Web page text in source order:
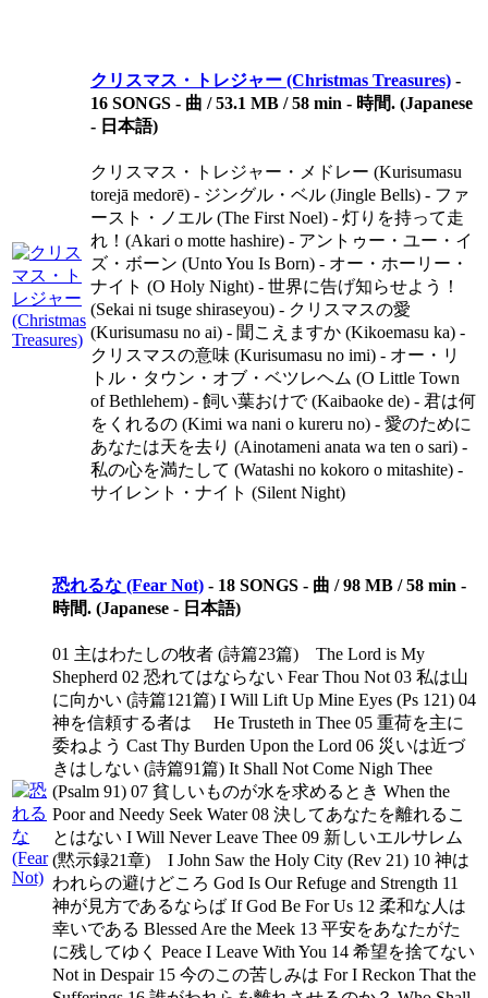
クリスマス・トレジャー (Christmas Treasures) -
16 SONGS - 曲 / 53.1 MB / 58 min - 時間. (Japanese
- 日本語)
クリスマス・トレジャー・メドレー (Kurisumasu
torejā medorē) - ジングル・ベル (Jingle Bells) - ファ
ースト・ノエル (The First Noel) - 灯りを持って走
れ！(Akari o motte hashire) - アントゥー・ユー・イ
ズ・ボーン (Unto You Is Born) - オー・ホーリー・
ナイト (O Holy Night) - 世界に告げ知らせよう！
(Sekai ni tsuge shiraseyou) - クリスマスの愛
(Kurisumasu no ai) - 聞こえますか (Kikoemasu ka) -
クリスマスの意味 (Kurisumasu no imi) - オー・リ
トル・タウン・オブ・ベツレヘム (O Little Town
of Bethlehem) - 飼い葉おけで (Kaibaoke de) - 君は何
をくれるの (Kimi wa nani o kureru no) - 愛のために
あなたは天を去り (Ainotameni anata wa ten o sari) -
私の心を満たして (Watashi no kokoro o mitashite) -
サイレント・ナイト (Silent Night)
恐れるな (Fear Not) - 18 SONGS - 曲 / 98 MB / 58 min -
時間. (Japanese - 日本語)
01 主はわたしの牧者 (詩篇23篇) The Lord is My
Shepherd 02 恐れてはならない Fear Thou Not 03 私は山
に向かい (詩篇121篇) I Will Lift Up Mine Eyes (Ps 121) 04
神を信頼する者は He Trusteth in Thee 05 重荷を主に
委ねよう Cast Thy Burden Upon the Lord 06 災いは近づ
きはしない (詩篇91篇) It Shall Not Come Nigh Thee
(Psalm 91) 07 貧しいものが水を求めるとき When the
Poor and Needy Seek Water 08 決してあなたを離れるこ
とはない I Will Never Leave Thee 09 新しいエルサレム
(黙示録21章) I John Saw the Holy City (Rev 21) 10 神は
われらの避けどころ God Is Our Refuge and Strength 11
神が見方であるならば If God Be For Us 12 柔和な人は
幸いである Blessed Are the Meek 13 平安をあなたがた
に残してゆく Peace I Leave With You 14 希望を捨てない
Not in Despair 15 今のこの苦しみは For I Reckon That the